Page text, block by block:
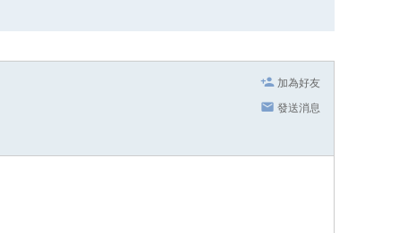
加為好友
發送消息